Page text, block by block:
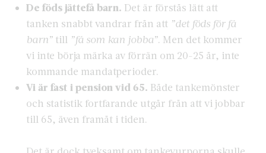
De föds jättefå barn. Det är förstås lätt att
tanken snabbt vandrar från att ”det föds för få
barn” till ”få som kan jobba”. Men det kommer
vi inte börja märka av förrän om 20-25 år, inte
kommande mandatperioder.
Vi är fast i pension vid 65. Både tankemönster
och statistik fortfarande utgår från att vi jobbar
till 65, även framåt i tiden.